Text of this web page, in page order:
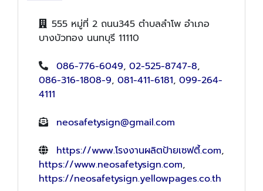
555 หมู่ที่ 2 ถนน345 ตำบลลำโพ อำเภอ
บางบัวทอง นนทบุรี 11110
086-776-6049, 02-525-8747-8,
086-316-1808-9, 081-411-6181, 099-264-
4111
neosafetysign@gmail.com
https://www.โรงงานผลิตป้ายเซฟตี้.com,
https://www.neosafetysign.com,
https://neosafetysign.yellowpages.co.th